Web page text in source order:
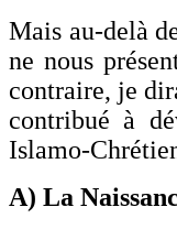
Mais au-delà
ne nous
contraire, je
contribué à
Islamo-
A) La